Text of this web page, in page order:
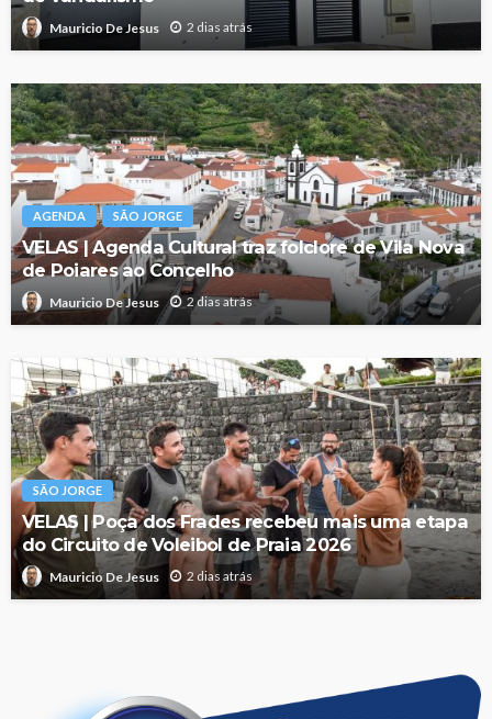
Mauricio De Jesus 2 dias atrás
AGENDA SÃO JORGE
VELAS | Agenda Cultural traz folclore de Vila Nova
de Poiares ao Concelho
Mauricio De Jesus 2 dias atrás
SÃO JORGE
VELAS | Poça dos Frades recebeu mais uma etapa
do Circuito de Voleibol de Praia 2026
Mauricio De Jesus 2 dias atrás